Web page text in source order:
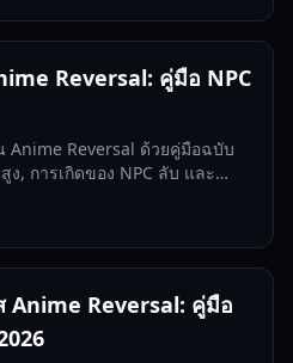
Reversal: คู่มือ NPC
Reversal ด้วยคู่มือฉบับ
, การเกิดของ NPC ลับ และ
Anime Reversal: คู่มือ